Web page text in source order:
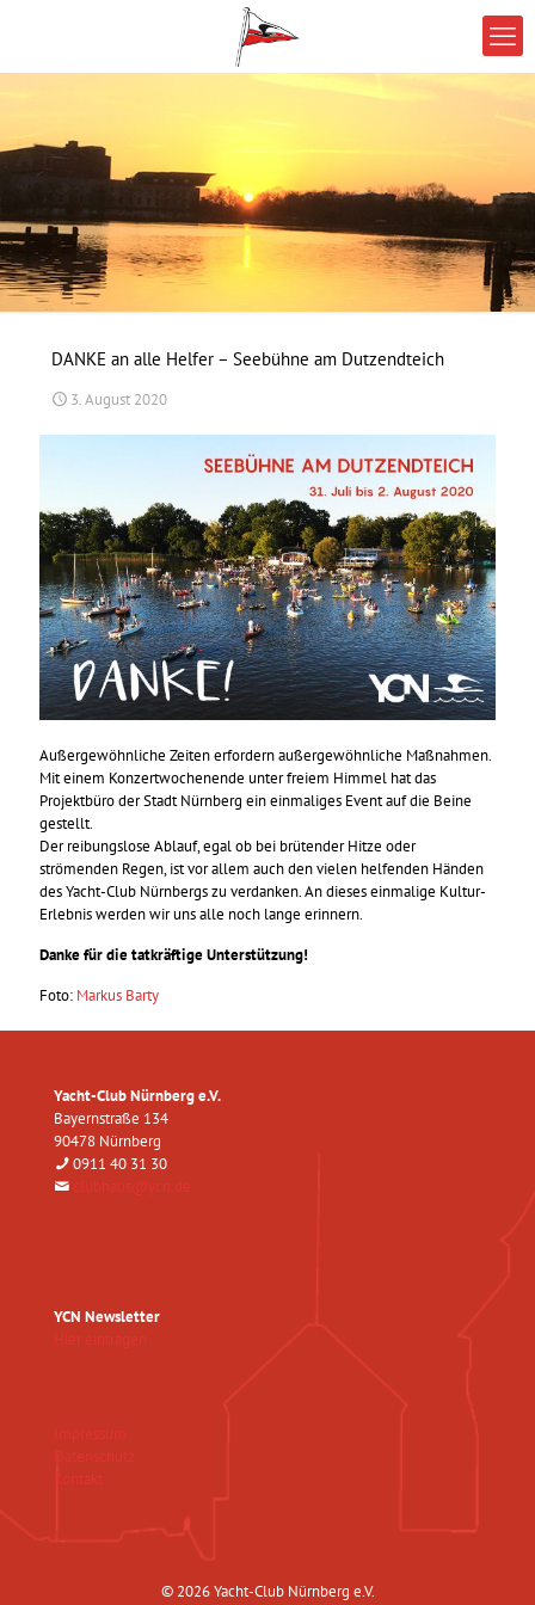
DANKE an alle Helfer – Seebühne am Dutzendteich
3. August 2020
Außergewöhnliche Zeiten erfordern außergewöhnliche Maßnahmen.
Mit einem Konzertwochenende unter freiem Himmel hat das
Projektbüro der Stadt Nürnberg ein einmaliges Event auf die Beine
gestellt.
Der reibungslose Ablauf, egal ob bei brütender Hitze oder
strömenden Regen, ist vor allem auch den vielen helfenden Händen
des Yacht-Club Nürnbergs zu verdanken. An dieses einmalige Kultur-
Erlebnis werden wir uns alle noch lange erinnern.
Danke für die tatkräftige Unterstützung!
Foto: Markus Barty
Yacht-Club Nürnberg e.V.
Bayernstraße 134
90478 Nürnberg
0911 40 31 30
clubhaus@ycn.de
YCN Newsletter
Hier eintragen
Impressum
Datenschutz
Kontakt
© 2026 Yacht-Club Nürnberg e.V.